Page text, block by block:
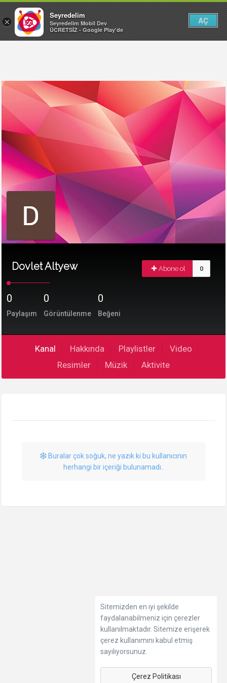
Dovlet Altyew Abone ol 0
0
Paylaşım
0
Görüntülenme
0
Beğeni
Kanal Hakkında Playlistler
Video
Resimler
Müzik Aktivite
Buralar çok soğuk, ne yazık ki bu kullanıcının
herhangi bir içeriği bulunamadı..
Sitemizden en iyi şekilde
faydalanabilmeniz için çerezler
kullanılmaktadır. Sitemize erişerek
çerez kullanımını kabul etmiş
sayılıyorsunuz.
Çerez Politikası
×
Seyredelim
Seyredelim Mobil Dev
ÜCRETSİZ - Google Play'de
AÇ